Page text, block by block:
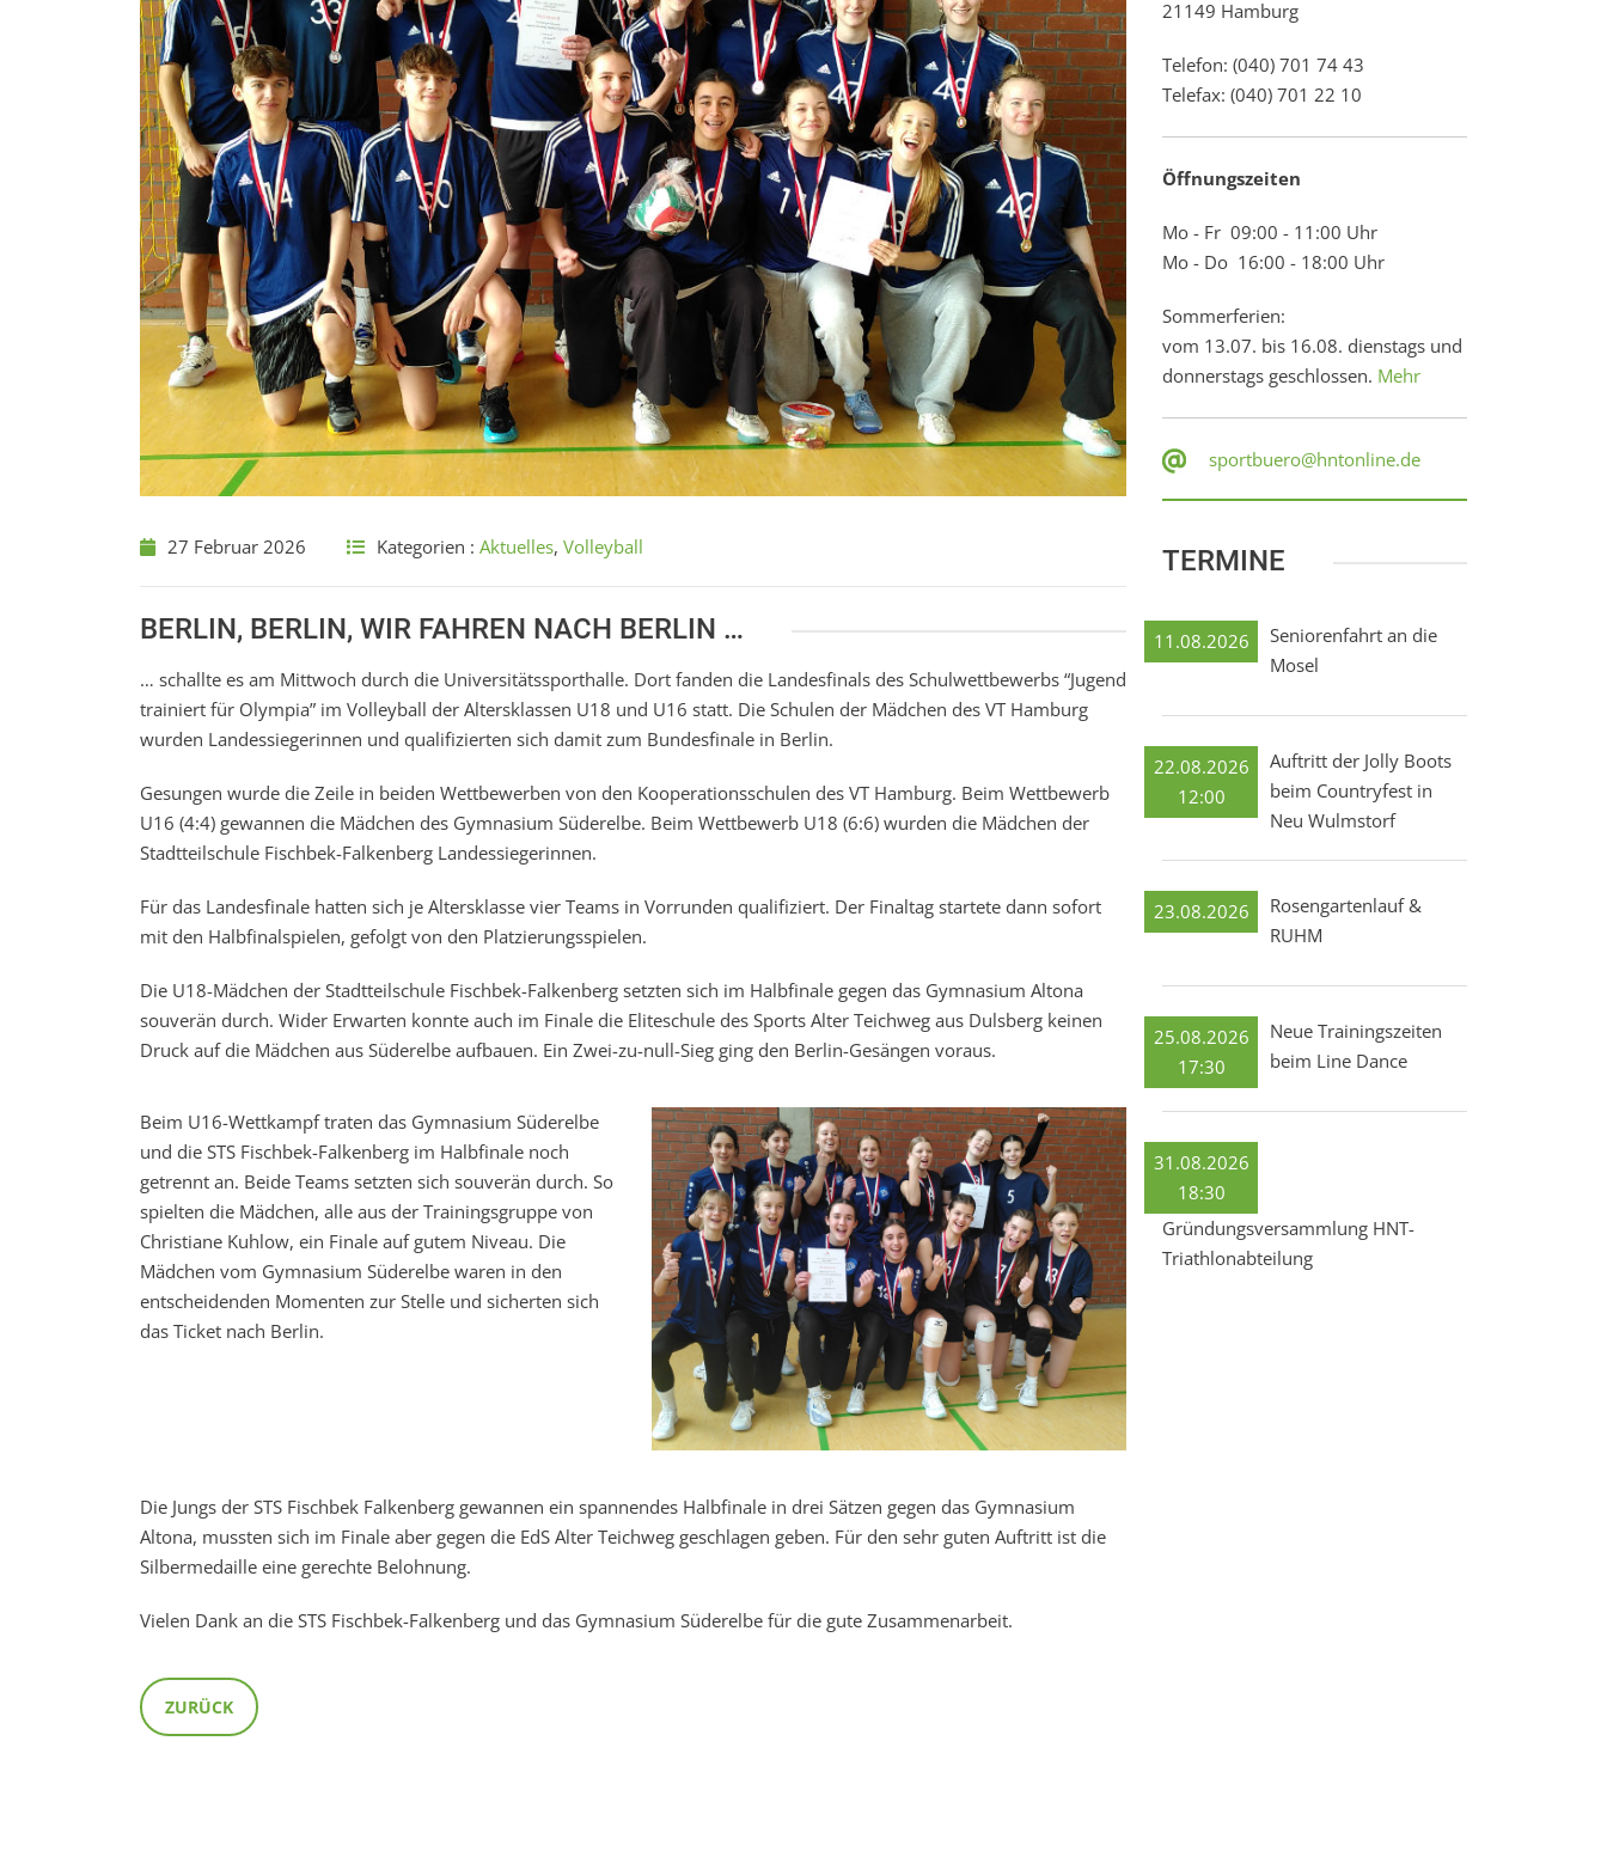
27 Februar 2026 Kategorien : Aktuelles, Volleyball
BERLIN, BERLIN, WIR FAHREN NACH BERLIN …
… schallte es am Mittwoch durch die Universitätssporthalle. Dort fanden die Landesfinals des Schulwettbewerbs “Jugend
trainiert für Olympia” im Volleyball der Altersklassen U18 und U16 statt. Die Schulen der Mädchen des VT Hamburg
wurden Landessiegerinnen und qualifizierten sich damit zum Bundesfinale in Berlin.
Gesungen wurde die Zeile in beiden Wettbewerben von den Kooperationsschulen des VT Hamburg. Beim Wettbewerb
U16 (4:4) gewannen die Mädchen des Gymnasium Süderelbe. Beim Wettbewerb U18 (6:6) wurden die Mädchen der
Stadtteilschule Fischbek-Falkenberg Landessiegerinnen.
Für das Landesfinale hatten sich je Altersklasse vier Teams in Vorrunden qualifiziert. Der Finaltag startete dann sofort
mit den Halbfinalspielen, gefolgt von den Platzierungsspielen.
Die U18-Mädchen der Stadtteilschule Fischbek-Falkenberg setzten sich im Halbfinale gegen das Gymnasium Altona
souverän durch. Wider Erwarten konnte auch im Finale die Eliteschule des Sports Alter Teichweg aus Dulsberg keinen
Druck auf die Mädchen aus Süderelbe aufbauen. Ein Zwei-zu-null-Sieg ging den Berlin-Gesängen voraus.
Beim U16-Wettkampf traten das Gymnasium Süderelbe
und die STS Fischbek-Falkenberg im Halbfinale noch
getrennt an. Beide Teams setzten sich souverän durch. So
spielten die Mädchen, alle aus der Trainingsgruppe von
Christiane Kuhlow, ein Finale auf gutem Niveau. Die
Mädchen vom Gymnasium Süderelbe waren in den
entscheidenden Momenten zur Stelle und sicherten sich
das Ticket nach Berlin.
Die Jungs der STS Fischbek Falkenberg gewannen ein spannendes Halbfinale in drei Sätzen gegen das Gymnasium
Altona, mussten sich im Finale aber gegen die EdS Alter Teichweg geschlagen geben. Für den sehr guten Auftritt ist die
Silbermedaille eine gerechte Belohnung.
Vielen Dank an die STS Fischbek-Falkenberg und das Gymnasium Süderelbe für die gute Zusammenarbeit.
ZURÜCK
21149 Hamburg
Telefon: (040) 701 74 43
Telefax: (040) 701 22 10
Öffnungszeiten
Mo - Fr 09:00 - 11:00 Uhr
Mo - Do 16:00 - 18:00 Uhr
Sommerferien:
vom 13.07. bis 16.08. dienstags und
donnerstags geschlossen. Mehr
sportbuero@hntonline.de
TERMINE
11.08.2026
Seniorenfahrt an die
Mosel
22.08.2026
12:00
Auftritt der Jolly Boots
beim Countryfest in
Neu Wulmstorf
23.08.2026
Rosengartenlauf &
RUHM
25.08.2026
17:30
Neue Trainingszeiten
beim Line Dance
31.08.2026
18:30
Gründungsversammlung HNT-
Triathlonabteilung